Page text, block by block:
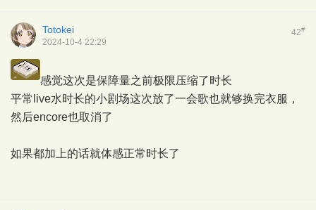
42#
Totokei
2024-10-4 22:29
感觉这次是保障量之前极限压缩了时长
平常live水时长的小剧场这次放了一会歌也就够换完衣服，
然后encore也取消了
如果都加上的话就体感正常时长了